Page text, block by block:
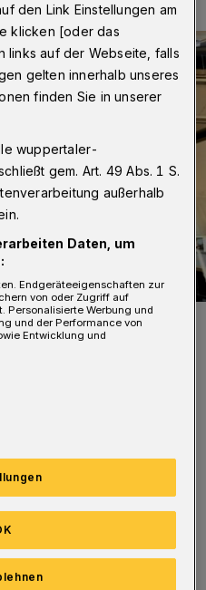
mit Nina Putsch und Stephan
Klebebänder „made in
am Kirchplatz in vier
Laufwege hinweisen.
Zeiten
verklebtes und
oder ähnliche
für mehr
den Link Einstellungen am
klicken [oder das
links auf der Webseite, falls
gelten innerhalb unseres
finden Sie in unserer
wuppertaler-
gem. Art. 49 Abs. 1 S.
außerhalb
Daten, um
Endgeräteeigenschaften zur
von oder Zugriff auf
Personalisierte Werbung und
und der Performance von
Entwicklung und